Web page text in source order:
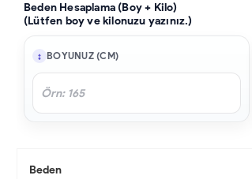
Beden Hesaplama (Boy + Kilo)
(Lütfen boy ve kilonuzu yazınız.)
BOYUNUZ (CM)
Beden